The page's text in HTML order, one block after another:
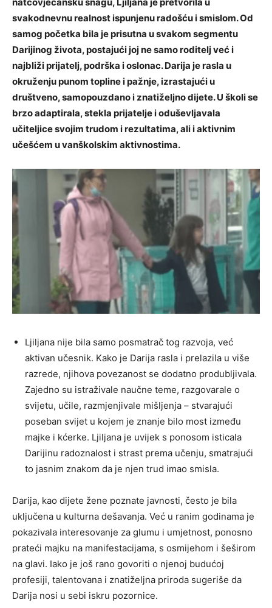
svakodnevnu realnost ispunjenu radošću i smislom. Od
samog početka bila je prisutna u svakom segmentu
Darijinog života, postajući joj ne samo roditelj već i
najbliži prijatelj, podrška i oslonac. Darija je rasla u
okruženju punom topline i pažnje, izrastajući u
društveno, samopouzdano i znatiželjno dijete. U školi se
brzo adaptirala, stekla prijatelje i oduševljavala
učiteljice svojim trudom i rezultatima, ali i aktivnim
učešćem u vanškolskim aktivnostima.
Ljiljana nije bila samo posmatrač tog razvoja, već
aktivan učesnik. Kako je Darija rasla i prelazila u više
razrede, njihova povezanost se dodatno produbljivala.
Zajedno su istraživale naučne teme, razgovarale o
svijetu, učile, razmjenjivale mišljenja – stvarajući
poseban svijet u kojem je znanje bilo most između
majke i kćerke. Ljiljana je uvijek s ponosom isticala
Darijinu radoznalost i strast prema učenju, smatrajući
to jasnim znakom da je njen trud imao smisla.
Darija, kao dijete žene poznate javnosti, često je bila
uključena u kulturna dešavanja. Već u ranim godinama je
pokazivala interesovanje za glumu i umjetnost, ponosno
prateći majku na manifestacijama, s osmijehom i šeširom
na glavi. Iako je još rano govoriti o njenoj budućoj
profesiji, talentovana i znatiželjna priroda sugeriše da
Darija nosi u sebi iskru pozornice.